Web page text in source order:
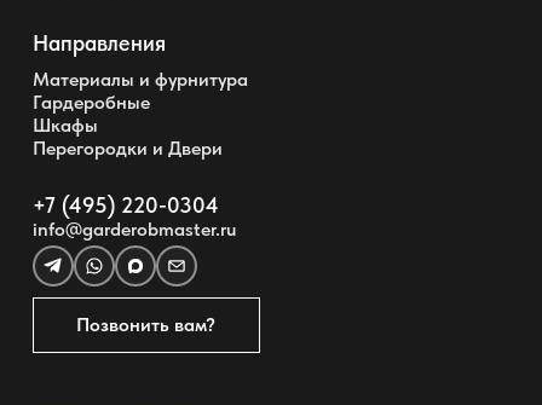
Направления
Материалы и фурнитура
Гардеробные
Шкафы
Перегородки и Двери
+7 (495) 220-0304
info@garderobmaster.ru
Позвонить вам?